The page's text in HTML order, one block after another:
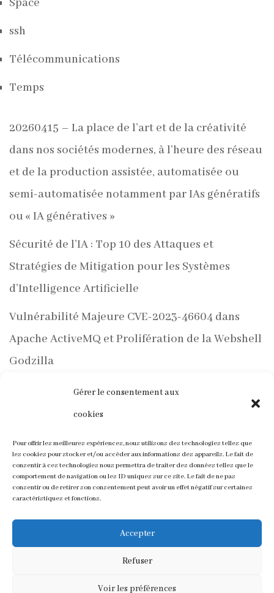
Gérer le consentement aux
cookies
Pour offrir les meilleures expériences, nous utilisons des technologies telles que
les cookies pour stocker et/ou accéder aux informations des appareils. Le fait de
consentir à ces technologies nous permettra de traiter des données telles que le
comportement de navigation ou les ID uniques sur ce site. Le fait de ne pas
consentir ou de retirer son consentement peut avoir un effet négatif sur certaines
caractéristiques et fonctions.
Accepter
Refuser
Voir les préférences
Space
ssh
Télécommunications
Temps
20260415 – La place de l’art et de la créativité
dans nos sociétés modernes, à l’heure des réseau
et de la production assistée, automatisée ou
semi-automatisée notamment par IAs génératifs
ou « IA génératives »
Sécurité de l’IA : Top 10 des Attaques et
Stratégies de Mitigation pour les Systèmes
d’Intelligence Artificielle
Vulnérabilité Majeure CVE-2023-46604 dans
Apache ActiveMQ et Prolifération de la Webshell
Godzilla
PentestGPT de GreyDGL : Une Nouvelle Ère
d’Automatisation pour les Tests d’Intrusion avec
Varonis Met en Lumière une Vulnérabilité dans
Outlook et des Méthodes d’Accès aux Hachages
NTLM v2